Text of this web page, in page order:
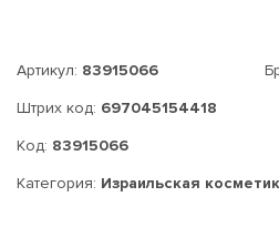
Артикул: 83915066
Штрих код: 697045154418
Код: 83915066
Категория: Израильская